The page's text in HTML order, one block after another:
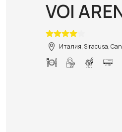
VOI
Италия, Siracusa,